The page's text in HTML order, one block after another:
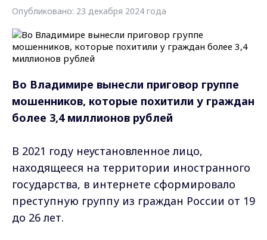
Опубликовано: 23 декабря 2024 года
Во Владимире вынесли приговор группе
мошенников, которые похитили у граждан
более 3,4 миллионов рублей
В 2021 году неустановленное лицо,
находящееся на территории иностранного
государства, в интернете сформировало
преступную группу из граждан России от 19
до 26 лет.